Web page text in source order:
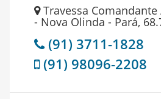
Travessa Comandante
- Nova Olinda - Pará,
(91) 3711-1828
(91) 98096-2208